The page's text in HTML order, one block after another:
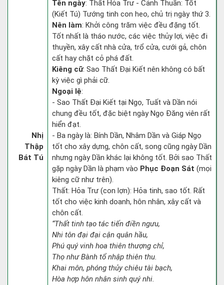
Nhị
Thập
Bát Tú
Tên ngày: Thất Hỏa Trư - Cảnh Thuần: Tốt
(Kiết Tú) Tướng tinh con heo, chủ trị ngày thứ 3.
Nên làm: Khởi công trăm việc đều đặng tốt.
Tốt nhất là tháo nước, các việc thủy lợi, việc đi
thuyền, xây cất nhà cửa, trổ cửa, cưới gả, chôn
cất hay chặt cỏ phá đất.
Kiêng cữ: Sao Thất Đại Kiết nên không có bất
kỳ việc gì phải cữ.
Ngoại lệ:
- Sao Thất Đại Kiết tại Ngọ, Tuất và Dần nói
chung đều tốt, đặc biệt ngày Ngọ Đăng viên rất
hiển đạt.
- Ba ngày là: Bính Dần, Nhâm Dần và Giáp Ngọ
tốt cho xây dựng, chôn cất, song cũng ngày Dần
nhưng ngày Dần khác lại không tốt. Bởi sao Thất
gặp ngày Dần là phạm vào Phục Đoạn Sát (mọi
kiêng cữ như trên).
Thất: Hỏa Trư (con lợn): Hỏa tinh, sao tốt. Rất
tốt cho việc kinh doanh, hôn nhân, xây cất và
chôn cất.
“Thất tinh tạo tác tiến điền ngưu,
Nhi tôn đại đại cận quân hầu,
Phú quý vinh hoa thiên thượng chỉ,
Thọ như Bành tổ nhập thiên thu.
Khai môn, phóng thủy chiêu tài bạch,
Hòa hợp hôn nhân sinh quý nhi.